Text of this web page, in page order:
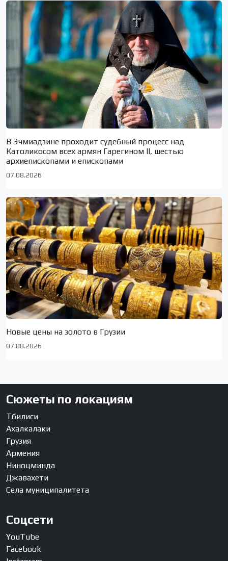
В Эчмиадзине проходит судебный процесс над
Католикосом всех армян Гарегином II, шестью
архиепископами и епископами
07.08.2026
Новые цены на золото в Грузии
07.08.2026
Сюжеты по локациям
Тбилиси
Ахалкалаки
Грузия
Армения
Ниноцминда
Джавахети
Села муниципалитета
Соцсети
YouTube
Facebook